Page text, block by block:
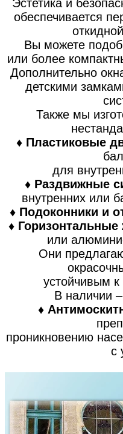
Эстетика и
обеспечивается
Вы можете
или более
Дополнительно
детскими
Также мы
♦ Пластиковые
для
♦ Раздвижные
внутренних или
♦ Подоконники и
♦
или
Они
устойчивым
В наличии
♦
проникновению
с